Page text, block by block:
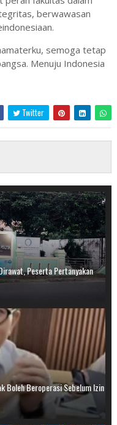
berwawasan
semoga tetap
Menuju Indonesia
Twitter
Peserta Pertanyakan
Boleh Beroperasi Sebelum Izin